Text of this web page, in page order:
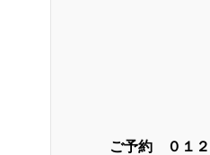
ご予約 ０１２